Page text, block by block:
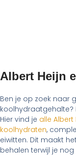
Albert Heijn
Ben je op zoek naar
koolhydraatgehalte?
Hier vind je alle
koolhydraten,
eiwitten. Dit maakt
behalen terwijl je